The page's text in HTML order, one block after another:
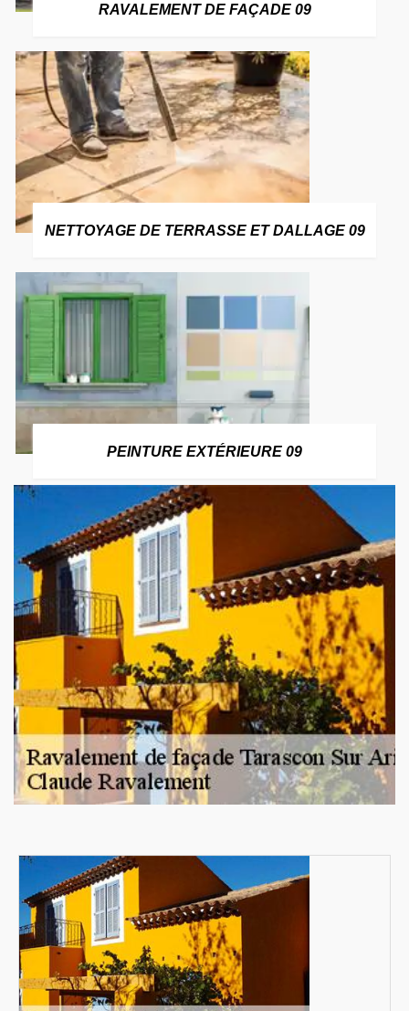
RAVALEMENT DE FAÇADE 09
NETTOYAGE DE TERRASSE ET DALLAGE 09
PEINTURE EXTÉRIEURE 09